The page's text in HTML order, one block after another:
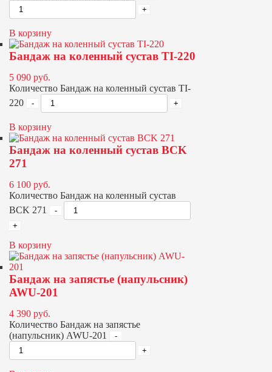
В корзину
Бандаж на коленный сустав TI-220
5 090 руб.
Количество Бандаж на коленный сустав TI-
220
В корзину
Бандаж на коленный сустав BCK
271
6 100 руб.
Количество Бандаж на коленный сустав
BCK 271
В корзину
Бандаж на запястье (напульсник)
AWU-201
4 390 руб.
Количество Бандаж на запястье
(напульсник) AWU-201